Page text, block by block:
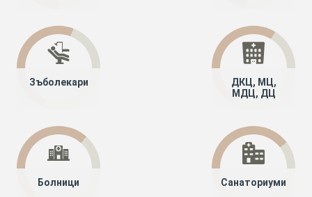
Зъболекари
ДКЦ, МЦ,
МДЦ, ДЦ
Болници Санаториуми